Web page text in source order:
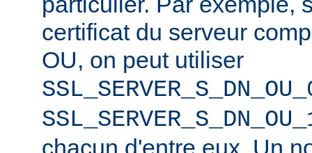
certificat du serveur
OU, on peut utiliser
chacun d'entre eux. Un